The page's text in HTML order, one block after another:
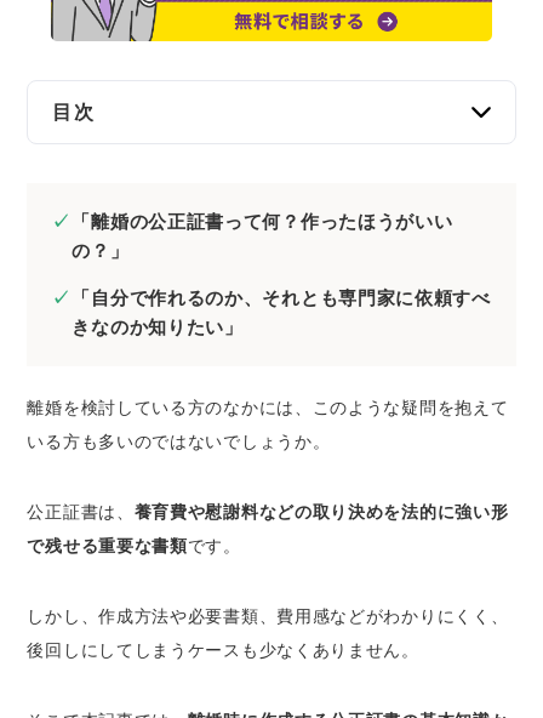
企業法務
目次
合意通りの金銭が支払われない場合は速やか
合意内容を明確化できる
離婚協議書の証明力が高まる
紛失や改ざんを防げる
公証人とのやりとりが必要となる
目
「離婚の公正証書って何？作ったほうがいい
の？」
「自分で作れるのか、それとも専門家に依頼すべ
きなのか知りたい」
離婚を検討している方のなかには、このような疑問を抱えて
いる方も多いのではないでしょうか。
公正証書は、 養育費や慰謝料などの取り決めを法的に強い形
で残せる重要な書類です。
しかし、作成方法や必要書類、費用感などがわかりにくく、
後回しにしてしまうケースも少なくありません。